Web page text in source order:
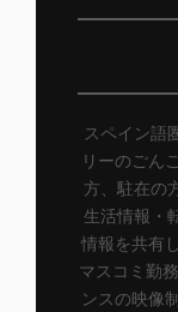
スペイン語
リーのごん
方、駐在の
生活情報・
情報を共有
マスコミ勤
ンスの映像